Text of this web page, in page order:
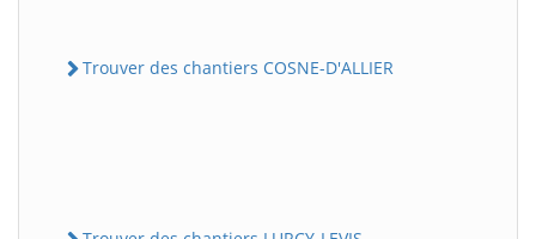
Trouver des chantiers COSNE-D'ALLIER